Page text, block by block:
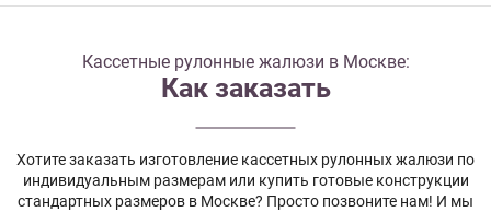
Кассетные рулонные жалюзи в Москве:
Как заказать
Хотите заказать изготовление кассетных рулонных жалюзи по
индивидуальным размерам или купить готовые конструкции
стандартных размеров в Москве? Просто позвоните нам! И мы